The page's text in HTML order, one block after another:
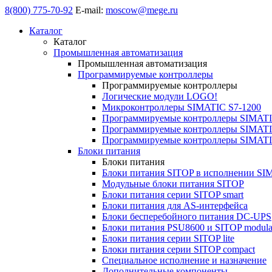
8(800) 775-70-92 E-mail: moscow@mege.ru
Каталог
Каталог
Промышленная автоматизация
Промышленная автоматизация
Программируемые контроллеры
Программируемые контроллеры
Логические модули LOGO!
Микроконтроллеры SIMATIC S7-1200
Программируемые контроллеры
Программируемые контроллеры
Программируемые контроллеры
Блоки питания
Блоки питания
Блоки питания SITOP в исполнении
Модульные блоки питания SITOP
Блоки питания серии SITOP smart
Блоки питания для AS-интерфейса
Блоки бесперебойного питания DC-UPS
Блоки питания PSU8600 и SITOP
Блоки питания серии SITOP lite
Блоки питания серии SITOP compact
Специальное исполнение и назначение